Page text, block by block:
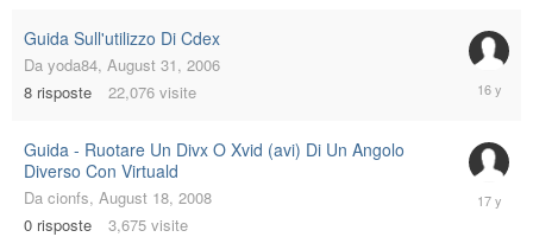
Guida Sull'utilizzo Di Cdex
Da yoda84, August 31, 2006
8 risposte 22,076 visite
March
11,
Guida - Ruotare Un Divx O Xvid (avi) Di Un Angolo
Diverso Con Virtuald
Da cionfs, August 18, 2008
0 risposte 3,675 visite
August
18,